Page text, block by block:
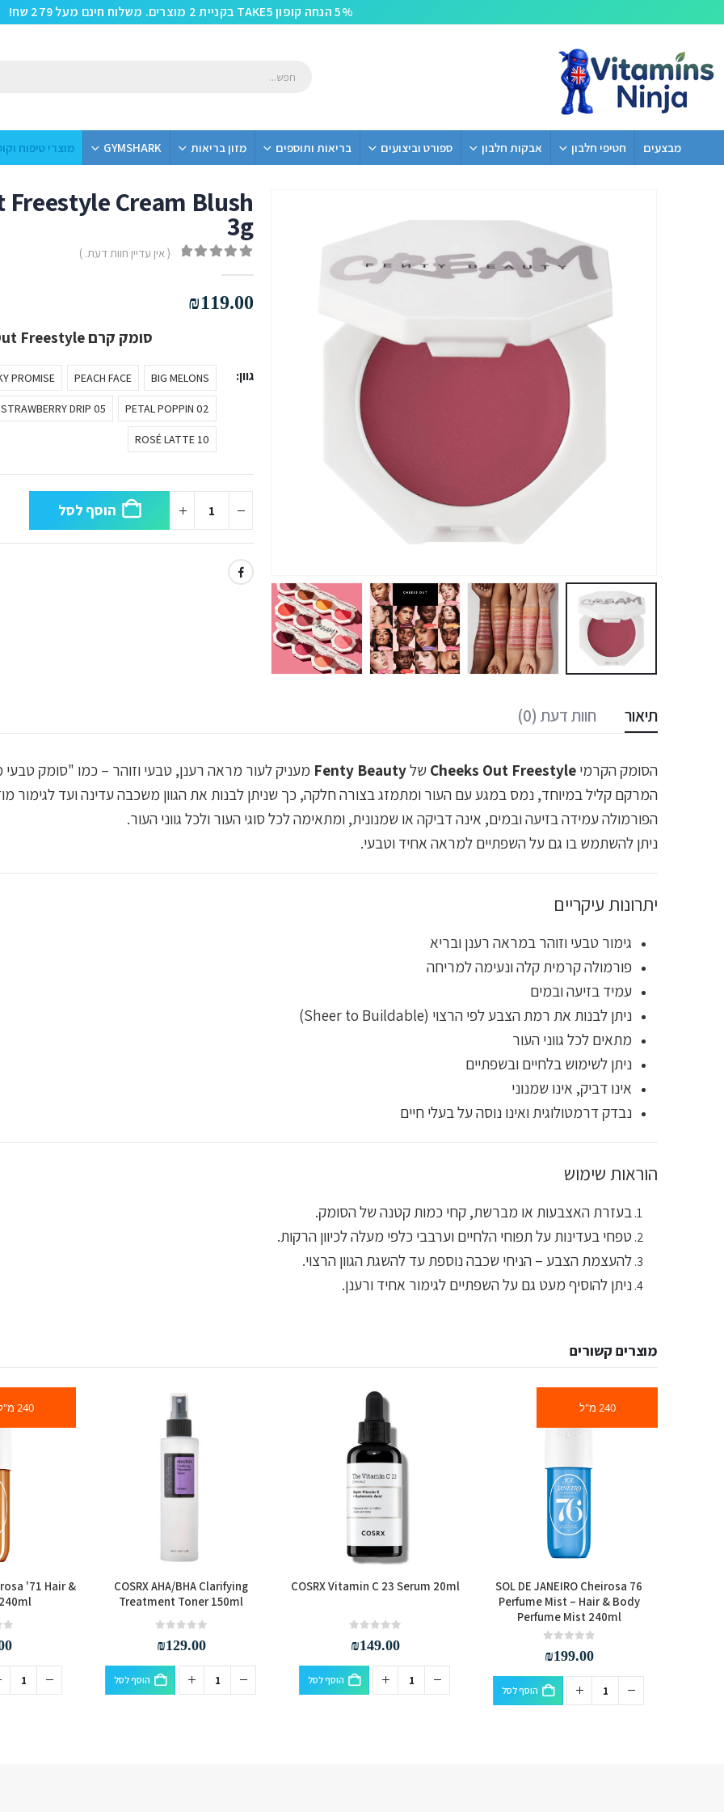
5% הנחה קופון TAKE5 בקניית 2 מוצרים. משלוח חינם מעל 279 שח!
מבצעים חטיפי חלבון אבקות חלבון ספורט וביצועים בריאות ותוספים מזון בריאות GYMSHARK מוצרי טיפוח
Freestyle Cream Blush
3g
( אין עדיין חוות דעת. )
₪119.00
סומק קרם Cheeks Out Freestyle מבית Fenty Beauty
גוון BIG MELONS
PEACH FACE
PROMISE
02 PETAL POPPIN
05 STRAWBERRY DRIP
10 ROSÉ LATTE
הוסף לסל
תיאור חוות דעת (0)
הסומק הקרמיCheeks Out FreestyleשלFenty Beauty מעניק לעור מראה רענן, טבעי וזוהר – כמו "סומק טבעי
המרקם קליל במיוחד, נמס במגע עם העור ומתמזג בצורה חלקה, כך שניתן לבנות את הגוון משכבה עדינה ועד לגימור
הפורמולה עמידה בזיעה ובמים, אינה דביקה או שמנונית, ומתאימה לכל סוגי העור ולכל גווני העור.
ניתן להשתמש בו גם על השפתיים למראה אחיד וטבעי.
יתרונות עיקריים
גימור טבעי וזוהר במראה רענן ובריא
פורמולה קרמית קלה ונעימה למריחה
עמיד בזיעה ובמים
ניתן לבנות את רמת הצבע לפי הרצוי (Sheer to Buildable)
מתאים לכל גווני העור
ניתן לשימוש בלחיים ובשפתיים
אינו דביק, אינו שמנוני
נבדק דרמטולוגית ואינו נוסה על בעלי חיים
הוראות שימוש
בעזרת האצבעות או מברשת, קחי כמות קטנה של הסומק.
טפחי בעדינות על תפוחי הלחיים וערבבי כלפי מעלה לכיוון הרקות.
להעצמת הצבע – הניחי שכבה נוספת עד להשגת הגוון הרצוי.
ניתן להוסיף מעט גם על השפתיים לגימור אחיד ורענן.
מוצרים קשורים
240 מ"ל
SOL DE JANEIRO Cheirosa 76
Perfume Mist – Hair & Body
Perfume Mist 240ml
₪199.00
הוסף לסל
COSRX Vitamin C 23 Serum 20ml
₪149.00
הוסף לסל
COSRX AHA/BHA Clarifying
Treatment Toner 150ml
₪129.00
הוסף לסל
240 מ"ל
'71 Hair &